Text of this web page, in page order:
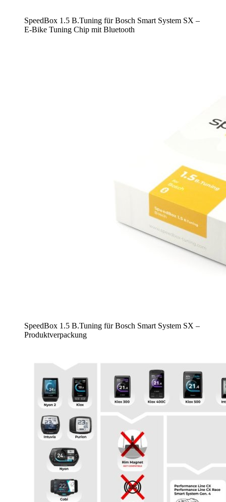
SpeedBox 1.5 B.Tuning für Bosch Smart System SX –
E-Bike Tuning Chip mit Bluetooth
SpeedBox 1.5 B.Tuning für Bosch Smart System SX –
Produktverpackung